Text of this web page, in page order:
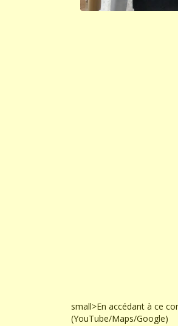
small>En accédant à ce
(YouTube/Maps/Google)